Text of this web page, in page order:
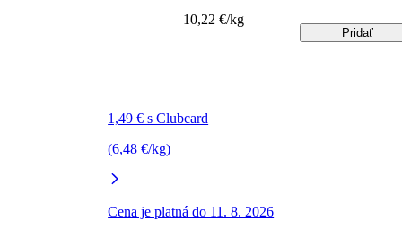
1,49 € s Clubcard
(6,48 €/kg)
Cena je platná do 11. 8. 2026
10,22 €/kg
Pridať